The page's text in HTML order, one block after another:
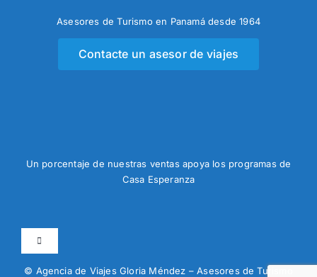
Asesores de Turismo en Panamá desde 1964
Contacte un asesor de viajes
Un porcentaje de nuestras ventas apoya los programas de
Casa Esperanza
Toggle
Navigation
© Agencia de Viajes Gloria Méndez – Asesores de Turismo